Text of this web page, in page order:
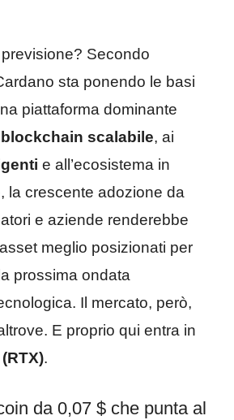
Secondo
sta ponendo le basi
piattaforma dominante
blockchain scalabile, ai
e all’ecosistema in
la crescente adozione da
e aziende renderebbe
meglio posizionati per
prossima ondata
Il mercato, però,
E proprio qui entra in
.
da 0,07 $ che punta al